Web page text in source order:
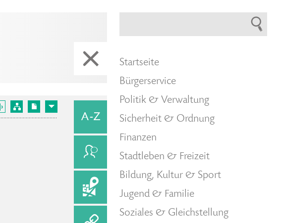
Startseite
Bürgerservice
Politik & Verwaltung
Sicherheit & Ordnung
Finanzen
Stadtleben & Freizeit
Bildung, Kultur & Sport
Jugend & Familie
Soziales & Gleichstellung